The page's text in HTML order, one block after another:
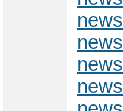
news
news
news
news